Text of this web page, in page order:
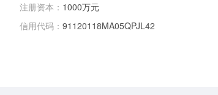
注册资本： 1000万元
信用代码： 91120118MA05QPJL42